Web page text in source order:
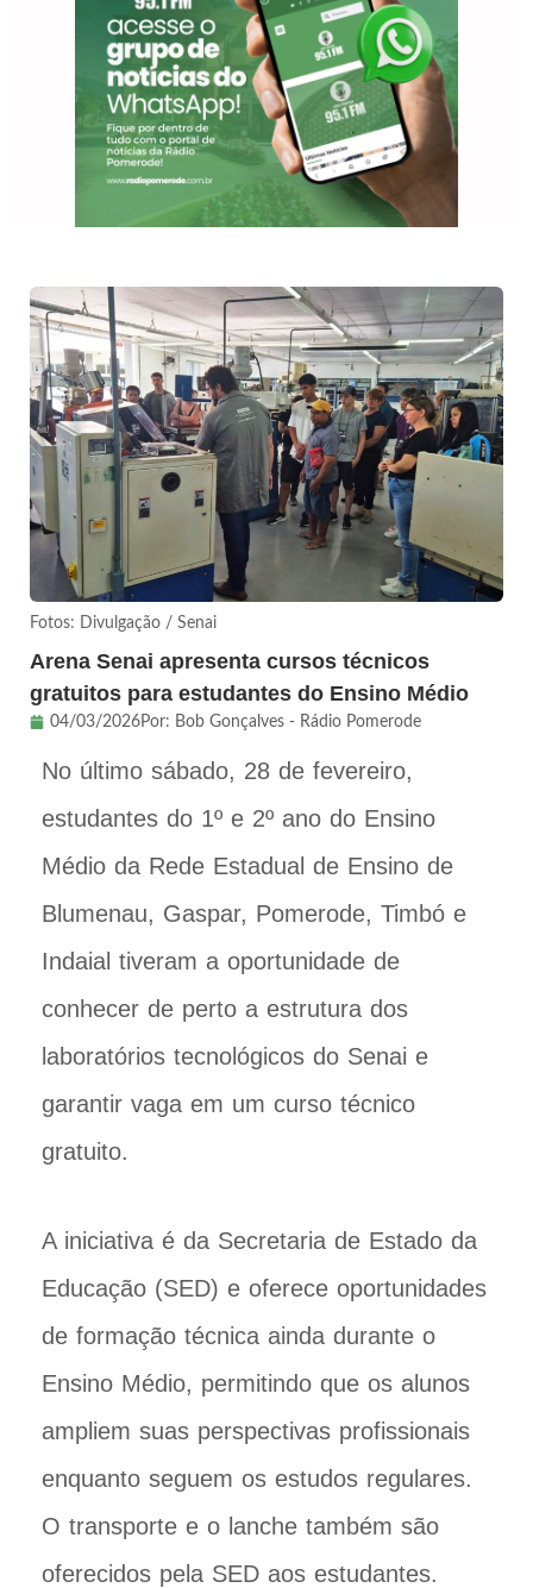
Fotos: Divulgação / Senai
Arena Senai apresenta cursos técnicos
gratuitos para estudantes do Ensino Médio
04/03/2026Por: Bob Gonçalves - Rádio Pomerode
No último sábado, 28 de fevereiro,
estudantes do 1º e 2º ano do Ensino
Médio da Rede Estadual de Ensino de
Blumenau, Gaspar, Pomerode, Timbó e
Indaial tiveram a oportunidade de
conhecer de perto a estrutura dos
laboratórios tecnológicos do Senai e
garantir vaga em um curso técnico
gratuito.
A iniciativa é da Secretaria de Estado da
Educação (SED) e oferece oportunidades
de formação técnica ainda durante o
Ensino Médio, permitindo que os alunos
ampliem suas perspectivas profissionais
enquanto seguem os estudos regulares.
O transporte e o lanche também são
oferecidos pela SED aos estudantes.